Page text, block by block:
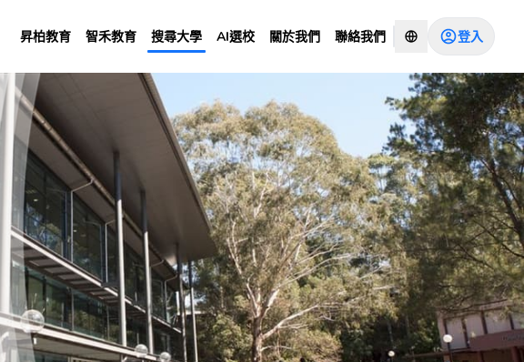
昇柏教育 智禾教育 搜尋大學 AI選校 關於我們 聯絡我們 登入
諮詢顧問